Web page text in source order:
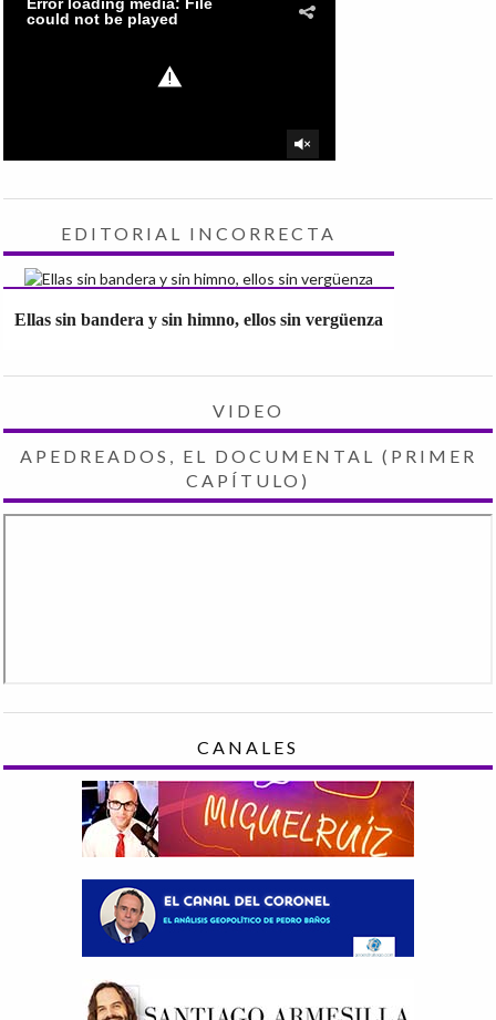
EDITORIAL INCORRECTA
Ellas sin bandera y sin himno, ellos sin vergüenza
VIDEO
APEDREADOS, EL DOCUMENTAL (PRIMER
CAPÍTULO)
CANALES